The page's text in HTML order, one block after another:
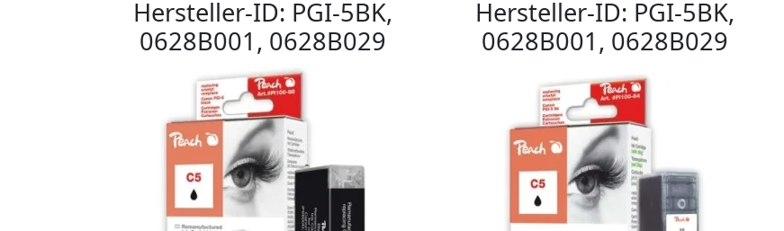
Hersteller-ID: PGI-5BK,
0628B001, 0628B029
Hersteller-ID: PGI-5BK,
0628B001, 0628B029